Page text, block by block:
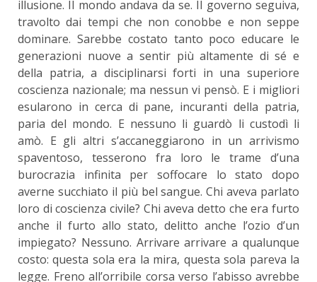
illusione. Il mondo andava da se. Il governo seguiva,
travolto dai tempi che non conobbe e non seppe
dominare. Sarebbe costato tanto poco educare le
generazioni nuove a sentir più altamente di sé e
della patria, a disciplinarsi forti in una superiore
coscienza nazionale; ma nessun vi pensò. E i migliori
esularono in cerca di pane, incuranti della patria,
paria del mondo. E nessuno li guardò li custodì li
amò. E gli altri s’accaneggiarono in un arrivismo
spaventoso, tesserono fra loro le trame d’una
burocrazia infinita per soffocare lo stato dopo
averne succhiato il più bel sangue. Chi aveva parlato
loro di coscienza civile? Chi aveva detto che era furto
anche il furto allo stato, delitto anche l’ozio d’un
impiegato? Nessuno. Arrivare arrivare a qualunque
costo: questa sola era la mira, questa sola pareva la
legge. Freno all’orribile corsa verso l’abisso avrebbe